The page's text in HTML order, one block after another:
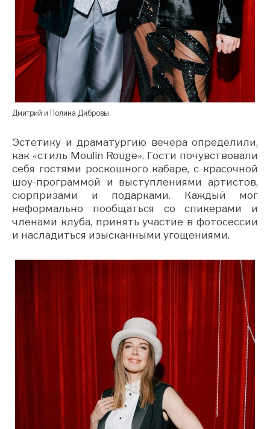
Дмитрий и Полина Дибровы
Эстетику и драматургию вечера определили,
как «стиль Moulin Rouge». Гости почувствовали
себя гостями роскошного кабаре, с красочной
шоу-программой и выступлениями артистов,
сюрпризами и подарками. Каждый мог
неформально пообщаться со спикерами и
членами клуба, принять участие в фотосессии
и насладиться изысканными угощениями.